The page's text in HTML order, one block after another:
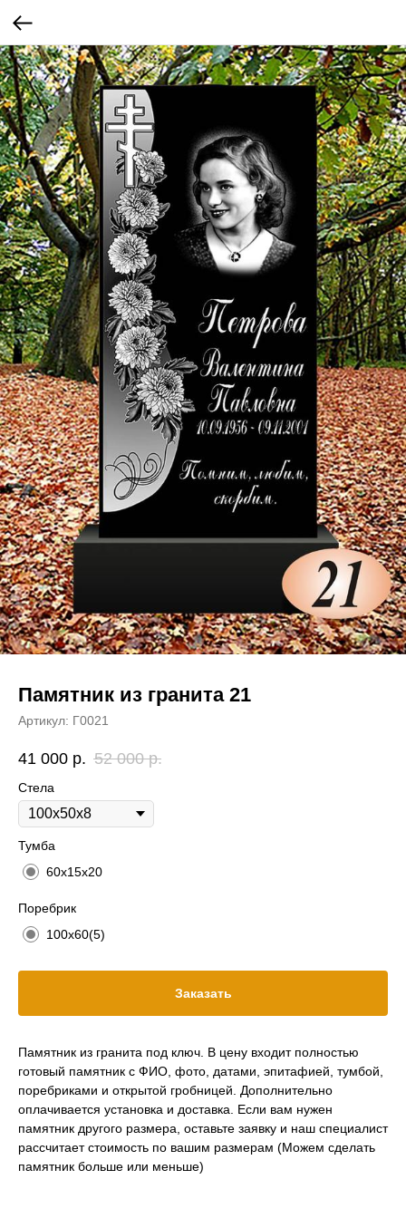
Памятник из гранита 21
Артикул: Г0021
41 000 р. 52 000 р.
Стела
Тумба
60х15х20
Поребрик
100х60(5)
Заказать
Памятник из гранита под ключ. В цену входит полностью
готовый памятник с ФИО, фото, датами, эпитафией, тумбой,
поребриками и открытой гробницей. Дополнительно
оплачивается установка и доставка. Если вам нужен
памятник другого размера, оставьте заявку и наш специалист
рассчитает стоимость по вашим размерам (Можем сделать
памятник больше или меньше)